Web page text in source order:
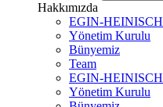
Hakkımızda
EGIN-HEINISCH
Yönetim Kurulu
Bünyemiz
Team
EGIN-HEINISCH
Yönetim Kurulu